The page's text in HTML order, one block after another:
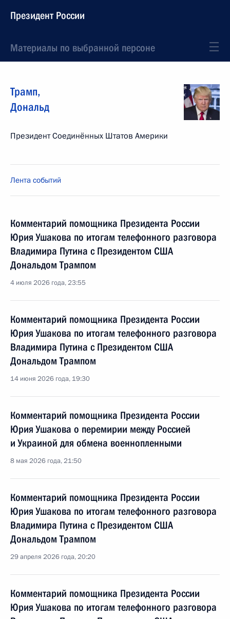
Президент России
Материалы по выбранной персоне
Трамп,
Дональд
Президент Соединённых Штатов Америки
Лента событий
Комментарий помощника Президента России
Юрия Ушакова по итогам телефонного разговора
Владимира Путина с Президентом США
Дональдом Трампом
4 июля 2026 года, 23:55
Комментарий помощника Президента России
Юрия Ушакова по итогам телефонного разговора
Владимира Путина с Президентом США
Дональдом Трампом
14 июня 2026 года, 19:30
Комментарий помощника Президента России
Юрия Ушакова о перемирии между Россией
и Украиной для обмена военнопленными
8 мая 2026 года, 21:50
Комментарий помощника Президента России
Юрия Ушакова по итогам телефонного разговора
Владимира Путина с Президентом США
Дональдом Трампом
29 апреля 2026 года, 20:20
Комментарий помощника Президента России
Юрия Ушакова по итогам телефонного разговора